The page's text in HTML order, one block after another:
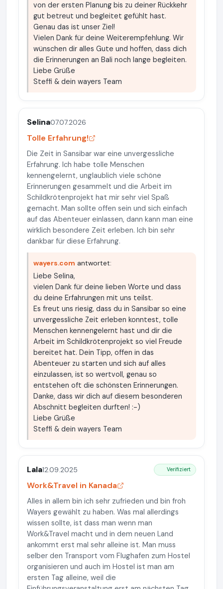
von der ersten Planung bis zu deiner Rückkehr
gut betreut und begleitet gefühlt hast.
Genau das ist unser Ziel!
Vielen Dank für deine Weiterempfehlung. Wir
wünschen dir alles Gute und hoffen, dass dich
die Erinnerungen an Bali noch lange begleiten.
Liebe Grüße
Steffi & dein wayers Team
Selina07.07.2026
Tolle Erfahrung!
Die Zeit in Sansibar war eine unvergessliche
Erfahrung. Ich habe tolle Menschen
kennengelernt, unglaublich viele schöne
Erinnerungen gesammelt und die Arbeit im
Schildkrötenprojekt hat mir sehr viel Spaß
gemacht. Man sollte offen sein und sich einfach
auf das Abenteuer einlassen, dann kann man eine
wirklich besondere Zeit erleben. Ich bin sehr
dankbar für diese Erfahrung.
wayers.com antwortet:
Liebe Selina,
vielen Dank für deine lieben Worte und dass
du deine Erfahrungen mit uns teilst.
Es freut uns riesig, dass du in Sansibar so eine
unvergessliche Zeit erleben konntest, tolle
Menschen kennengelernt hast und dir die
Arbeit im Schildkrötenprojekt so viel Freude
bereitet hat. Dein Tipp, offen in das
Abenteuer zu starten und sich auf alles
einzulassen, ist so wertvoll, genau so
entstehen oft die schönsten Erinnerungen.
Danke, dass wir dich auf diesem besonderen
Abschnitt begleiten durften! :-)
Liebe Grüße
Steffi & dein wayers Team
Lala12.09.2025 Verifiziert
Work&Travel in Kanada
Alles in allem bin ich sehr zufrieden und bin froh
Wayers gewählt zu haben. Was mal allerdings
wissen sollte, ist dass man wenn man
Work&Travel macht und in dem neuen Land
ankommt erst mal sehr alleine ist. Man muss
selber den Transport vom Flughafen zum Hostel
organisieren und auch im Hostel ist man am
ersten Tag alleine, weil die